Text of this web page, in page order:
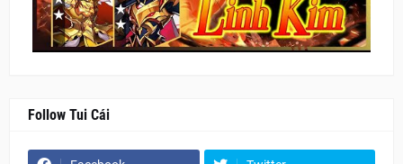
Follow Tui Cái